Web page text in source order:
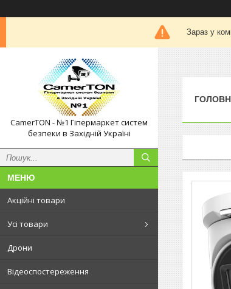
Зараз у
CamerTON - №1 Гіпермаркет систем
безпеки в Західній Україні
Акційні товари
Усі товари
Дрони
Відеоспостереження